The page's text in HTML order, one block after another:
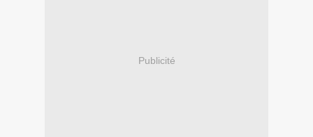
Publicité